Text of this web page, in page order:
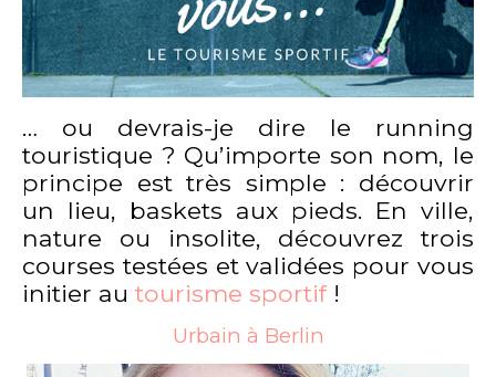
… ou devrais-je dire le running
touristique ? Qu’importe son nom, le
principe est très simple : découvrir
un lieu, baskets aux pieds. En ville,
nature ou insolite, découvrez trois
courses testées et validées pour vous
initier au tourisme sportif!
Urbain à Berlin